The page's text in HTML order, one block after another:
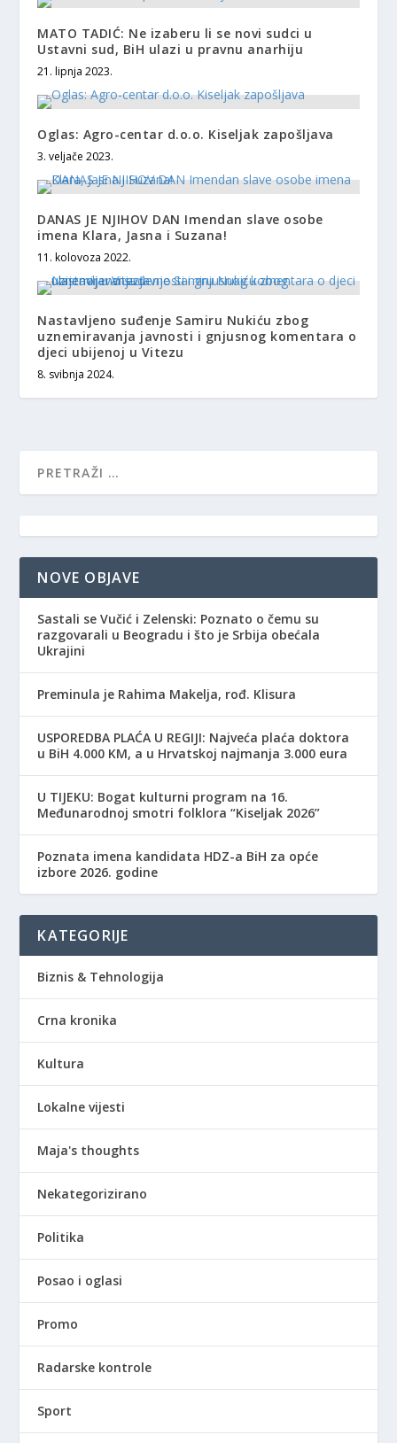
MATO TADIĆ: Ne izaberu li se novi sudci u
Ustavni sud, BiH ulazi u pravnu anarhiju
21. lipnja 2023.
Oglas: Agro-centar d.o.o. Kiseljak zapošljava
3. veljače 2023.
DANAS JE NJIHOV DAN Imendan slave osobe
imena Klara, Jasna i Suzana!
11. kolovoza 2022.
Nastavljeno suđenje Samiru Nukiću zbog
uznemiravanja javnosti i gnjusnog komentara o
djeci ubijenoj u Vitezu
8. svibnja 2024.
NOVE OBJAVE
Sastali se Vučić i Zelenski: Poznato o čemu su
razgovarali u Beogradu i što je Srbija obećala
Ukrajini
Preminula je Rahima Makelja, rođ. Klisura
USPOREDBA PLAĆA U REGIJI: Najveća plaća doktora
u BiH 4.000 KM, a u Hrvatskoj najmanja 3.000 eura
​U TIJEKU: Bogat kulturni program na 16.
Međunarodnoj smotri folklora “Kiseljak 2026”
Poznata imena kandidata HDZ-a BiH za opće
izbore 2026. godine
KATEGORIJE
Biznis & Tehnologija
Crna kronika
Kultura
Lokalne vijesti
Maja's thoughts
Nekategorizirano
Politika
Posao i oglasi
Promo
Radarske kontrole
Sport